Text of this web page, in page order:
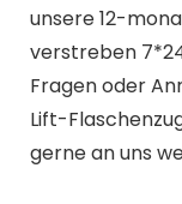
unsere 12-
verstreben
Fragen oder
Lift-
gerne an uns